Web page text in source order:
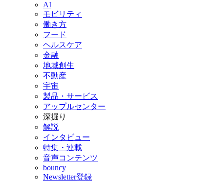
AI
モビリティ
働き方
フード
ヘルスケア
金融
地域創生
不動産
宇宙
製品・サービス
アップルセンター
深掘り
解説
インタビュー
特集・連載
音声コンテンツ
bouncy
Newsletter登録